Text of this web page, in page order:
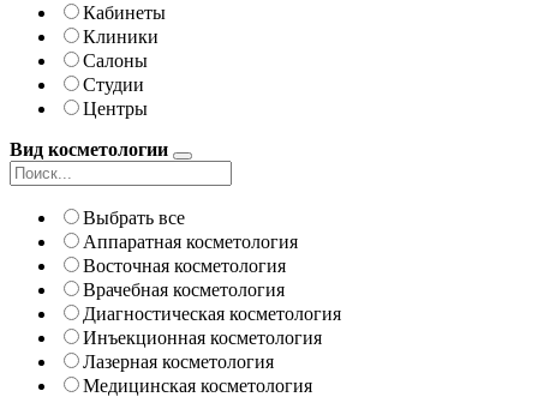
Кабинеты
Клиники
Салоны
Студии
Центры
Вид косметологии
Выбрать все
Аппаратная косметология
Восточная косметология
Врачебная косметология
Диагностическая косметология
Инъекционная косметология
Лазерная косметология
Медицинская косметология